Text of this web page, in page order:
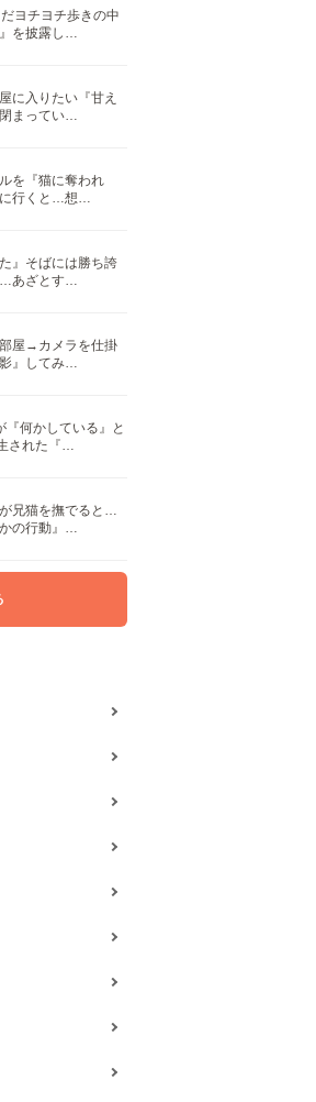
ヨチヨチ歩きの中
』を披露し…
に入りたい『甘え
まってい…
を『猫に奪われ
行くと…想…
』そばには勝ち誇
…あざとす…
屋→カメラを仕掛
』してみ…
『何かしている』と
された『…
兄猫を撫でると…
の行動』…